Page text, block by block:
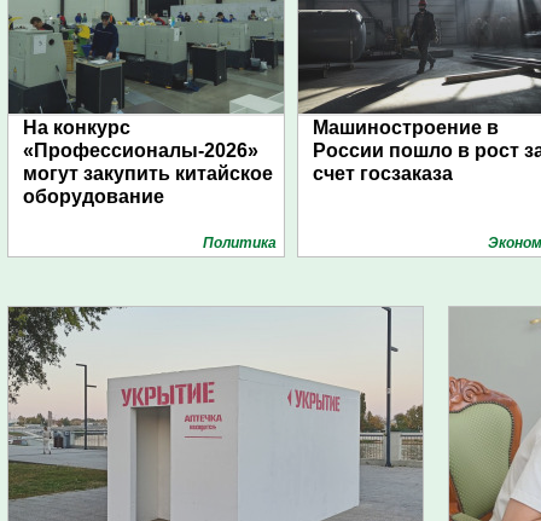
На конкурс
«Профессионалы-2026»
могут закупить китайское
оборудование
Политика
Машиностроение в
России пошло в рост
счет госзаказа